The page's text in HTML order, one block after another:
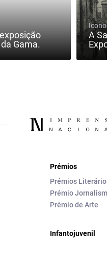
Gama.
A
Prémios
Prémios
Prémio
Prémio de Arte
Infantojuvenil